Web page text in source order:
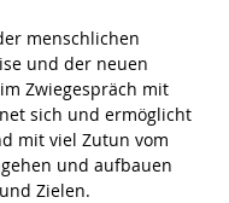
menschlichen
und der neuen
Zwiegespräch mit
sich und ermöglicht
mit viel Zutun vom
und aufbauen
Zielen.